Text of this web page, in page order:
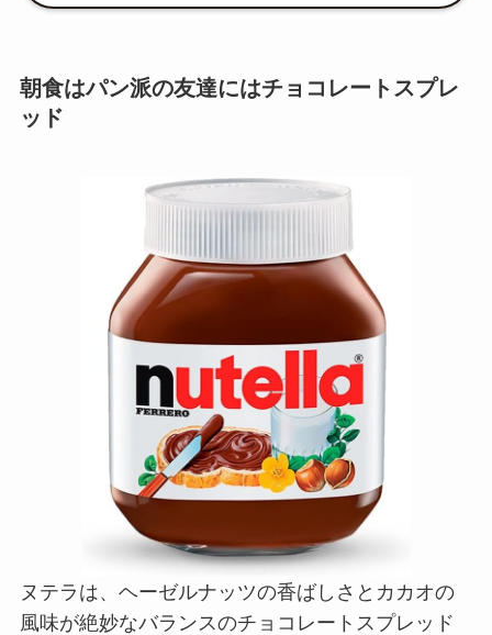
朝食はパン派の友達にはチョコレートスプレ
ッド
ヌテラは、ヘーゼルナッツの香ばしさとカカオの
風味が絶妙なバランスのチョコレートスプレッド